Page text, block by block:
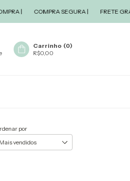
| COMPRA SEGURA | FRETE
Carrinho (0)
R$0,00
por